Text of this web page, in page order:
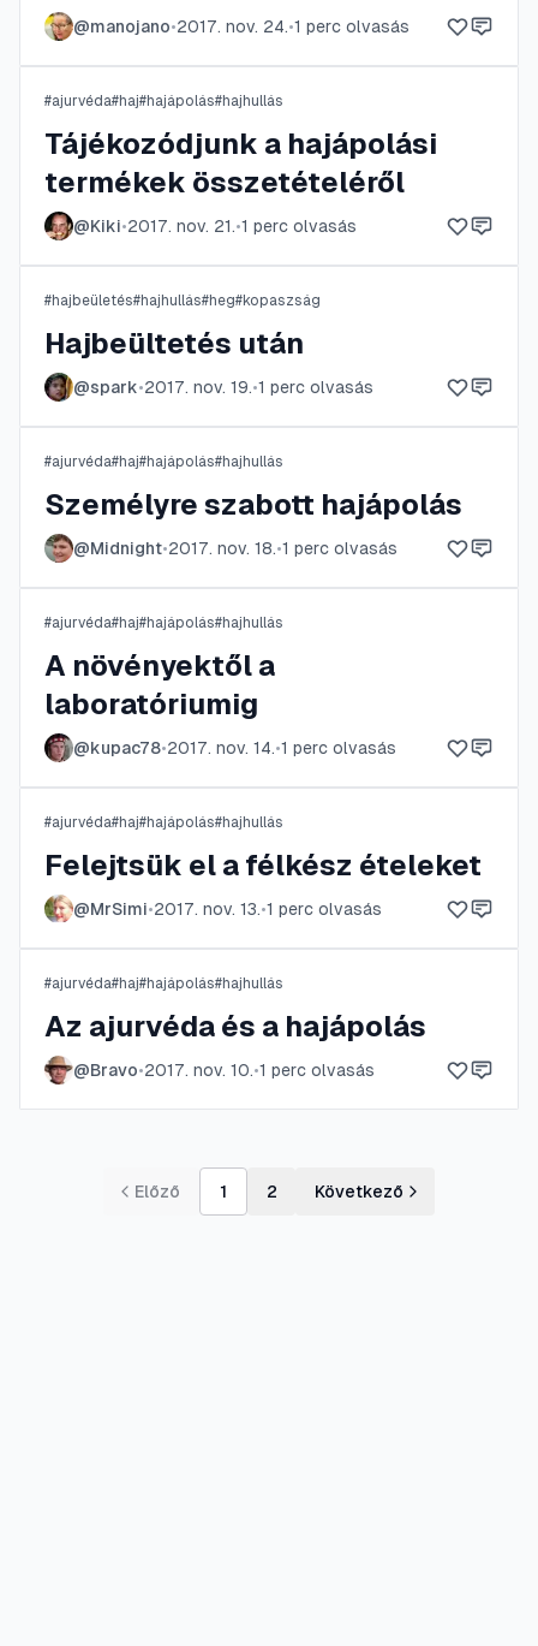
@manojano•2017. nov. 24.•1 perc olvasás
#ajurvéda#haj#hajápolás#hajhullás
Tájékozódjunk a hajápolási
termékek összetételéről
@Kiki•2017. nov. 21.•1 perc olvasás
#hajbeületés#hajhullás#heg#kopaszság
Hajbeültetés után
@spark•2017. nov. 19.•1 perc olvasás
#ajurvéda#haj#hajápolás#hajhullás
Személyre szabott hajápolás
@Midnight•2017. nov. 18.•1 perc olvasás
#ajurvéda#haj#hajápolás#hajhullás
A növényektől a
laboratóriumig
@kupac78•2017. nov. 14.•1 perc olvasás
#ajurvéda#haj#hajápolás#hajhullás
Felejtsük el a félkész ételeket
@MrSimi•2017. nov. 13.•1 perc olvasás
#ajurvéda#haj#hajápolás#hajhullás
Az ajurvéda és a hajápolás
@Bravo•2017. nov. 10.•1 perc olvasás
Előző 1 2 Következő